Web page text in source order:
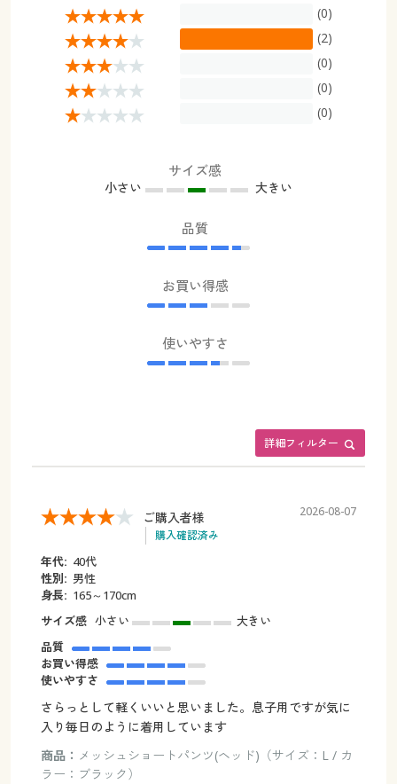
(0)
(2)
(0)
(0)
(0)
サイズ感
小さい 大きい
品質
お買い得感
使いやすさ
詳細フィルター
ご購入者様
購入確認済み
2026-08-07
年代: 40代
性別: 男性
身長: 165～170cm
サイズ感 小さい
大きい
品質
お買い得感
使いやすさ
さらっとして軽くいいと思いました。息子用ですが気に
入り毎日のように着用しています
商品： メッシュショートパンツ(ヘッド)（サイズ：L / カ
ラー：ブラック）